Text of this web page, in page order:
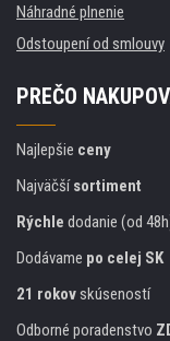
Náhradné plnenie
Odstoupení od smlouvy
PREČO
Najlepšie ceny
Najväčšísortiment
Rýchle dodanie (od
Dodávame po celej SK
21 rokovskúseností
Odborné poradenstvo